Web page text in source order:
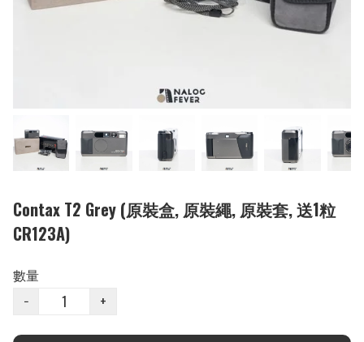
Contax T2 Grey (原裝盒, 原裝繩, 原裝套, 送1粒
CR123A)
數量
−
+